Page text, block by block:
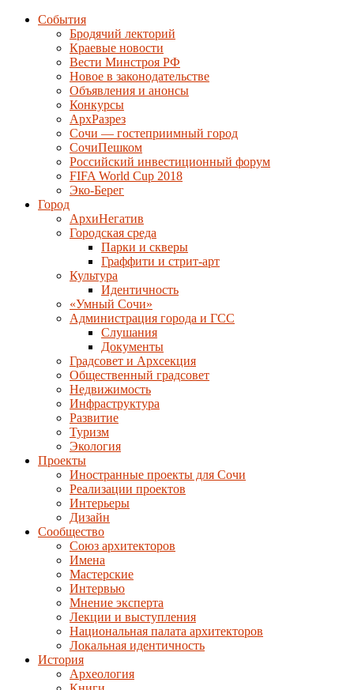
События
Бродячий лекторий
Краевые новости
Вести Минстроя РФ
Новое в законодательстве
Объявления и анонсы
Конкурсы
АрхРазрез
Сочи — гостеприимный город
СочиПешком
Российский инвестиционный форум
FIFA World Cup 2018
Эко-Берег
Город
АрхиНегатив
Городская среда
Парки и скверы
Граффити и стрит-арт
Культура
Идентичность
«Умный Сочи»
Администрация города и ГСС
Слушания
Документы
Градсовет и Архсекция
Общественный градсовет
Недвижимость
Инфраструктура
Развитие
Туризм
Экология
Проекты
Иностранные проекты для Сочи
Реализации проектов
Интерьеры
Дизайн
Сообщество
Союз архитекторов
Имена
Мастерские
Интервью
Мнение эксперта
Лекции и выступления
Национальная палата архитекторов
Локальная идентичность
История
Археология